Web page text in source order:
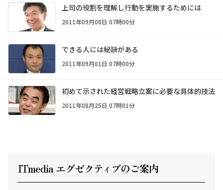
上司の役割を理解し行動を実施するためには
2011年09月08日 07時00分
できる人には秘訣がある
2011年09月01日 07時00分
初めて示された経営戦略立案に必要な具体的技法
2011年08月25日 07時01分
ITmedia エグゼクティ ブのご案内